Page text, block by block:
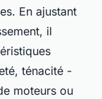
En ajustant
il
ténacité -
moteurs ou